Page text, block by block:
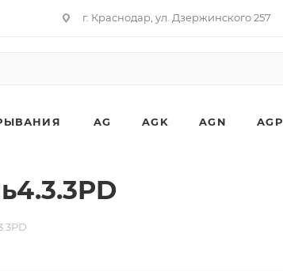
г. Краснодар, ул. Дзержинского 257
AG AGK AGN AGP